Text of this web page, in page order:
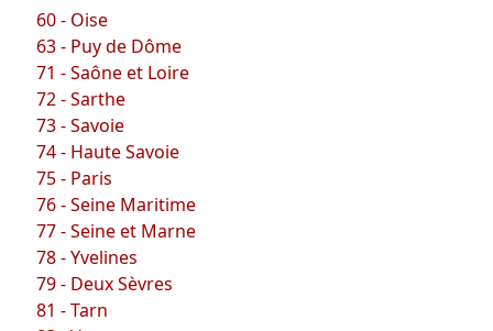
60 - Oise
63 - Puy de Dôme
71 - Saône et Loire
72 - Sarthe
73 - Savoie
74 - Haute Savoie
75 - Paris
76 - Seine Maritime
77 - Seine et Marne
78 - Yvelines
79 - Deux Sèvres
81 - Tarn